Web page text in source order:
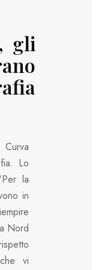
gli
Lo
la
in
Nord
vi